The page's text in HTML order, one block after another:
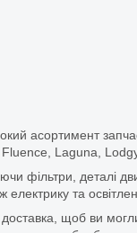
асортимент
Laguna,
фільтри, деталі
та
щоб ви